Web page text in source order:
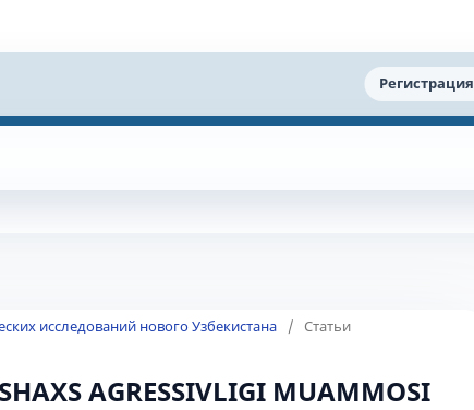
Регистрация
исследований нового Узбекистана / Статьи
AGRESSIVLIGI MUAMMOSI